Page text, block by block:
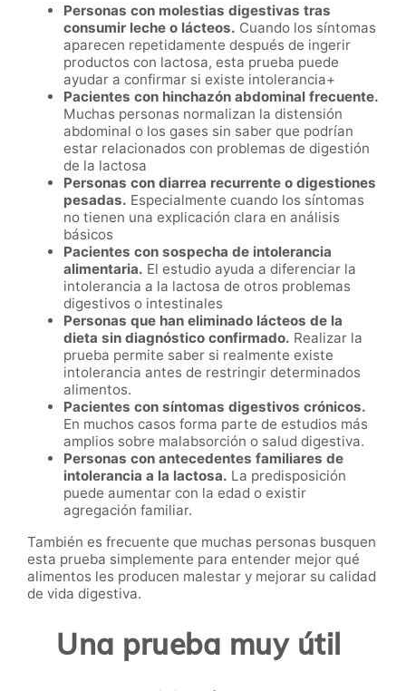
Personas con molestias digestivas tras
consumir leche o lácteos. Cuando los síntomas
aparecen repetidamente después de ingerir
productos con lactosa, esta prueba puede
ayudar a confirmar si existe intolerancia+
Pacientes con hinchazón abdominal frecuente.
Muchas personas normalizan la distensión
abdominal o los gases sin saber que podrían
estar relacionados con problemas de digestión
de la lactosa
Personas con diarrea recurrente o digestiones
pesadas. Especialmente cuando los síntomas
no tienen una explicación clara en análisis
básicos
Pacientes con sospecha de intolerancia
alimentaria. El estudio ayuda a diferenciar la
intolerancia a la lactosa de otros problemas
digestivos o intestinales
Personas que han eliminado lácteos de la
dieta sin diagnóstico confirmado. Realizar la
prueba permite saber si realmente existe
intolerancia antes de restringir determinados
alimentos.
Pacientes con síntomas digestivos crónicos.
En muchos casos forma parte de estudios más
amplios sobre malabsorción o salud digestiva.
Personas con antecedentes familiares de
intolerancia a la lactosa. La predisposición
puede aumentar con la edad o existir
agregación familiar.
También es frecuente que muchas personas busquen
esta prueba simplemente para entender mejor qué
alimentos les producen malestar y mejorar su calidad
de vida digestiva.
Una prueba muy útil